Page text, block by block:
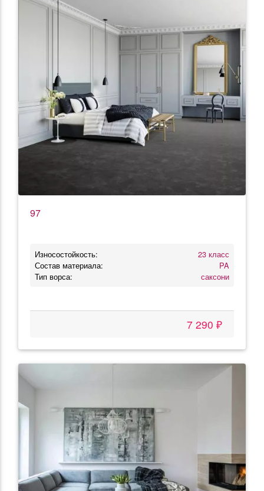
97
Износостойкость:
23 класс
Состав материала:
PA
Тип ворса:
саксони
7 290 ₽